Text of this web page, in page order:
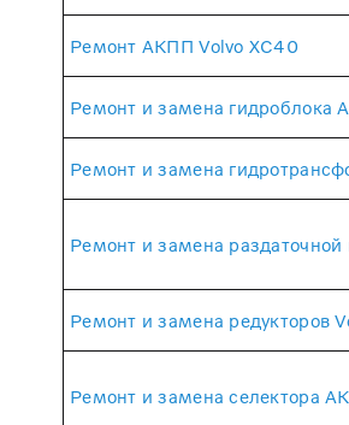
Ремонт АКПП Volvo XC40
Ремонт и замена гидроблока
Ремонт и замена
Ремонт и замена раздаточной
Ремонт и замена редукторов
Ремонт и замена селектора